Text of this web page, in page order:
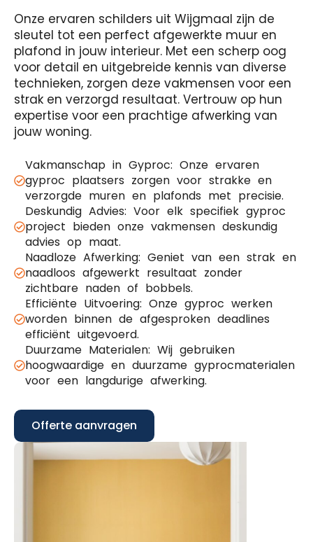
Onze ervaren schilders uit Wijgmaal zijn de
sleutel tot een perfect afgewerkte muur en
plafond in jouw interieur. Met een scherp oog
voor detail en uitgebreide kennis van diverse
technieken, zorgen deze vakmensen voor een
strak en verzorgd resultaat. Vertrouw op hun
expertise voor een prachtige afwerking van
jouw woning.
Vakmanschap in Gyproc: Onze ervaren
gyproc plaatsers zorgen voor strakke en
verzorgde muren en plafonds met precisie.
Deskundig Advies: Voor elk specifiek gyproc
project bieden onze vakmensen deskundig
advies op maat.
Naadloze Afwerking: Geniet van een strak en
naadloos afgewerkt resultaat zonder
zichtbare naden of bobbels.
Efficiënte Uitvoering: Onze gyproc werken
worden binnen de afgesproken deadlines
efficiënt uitgevoerd.
Duurzame Materialen: Wij gebruiken
hoogwaardige en duurzame gyprocmaterialen
voor een langdurige afwerking.
Offerte aanvragen